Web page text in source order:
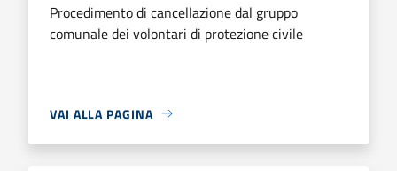
Procedimento di cancellazione dal gruppo
comunale dei volontari di protezione civile
VAI ALLA PAGINA